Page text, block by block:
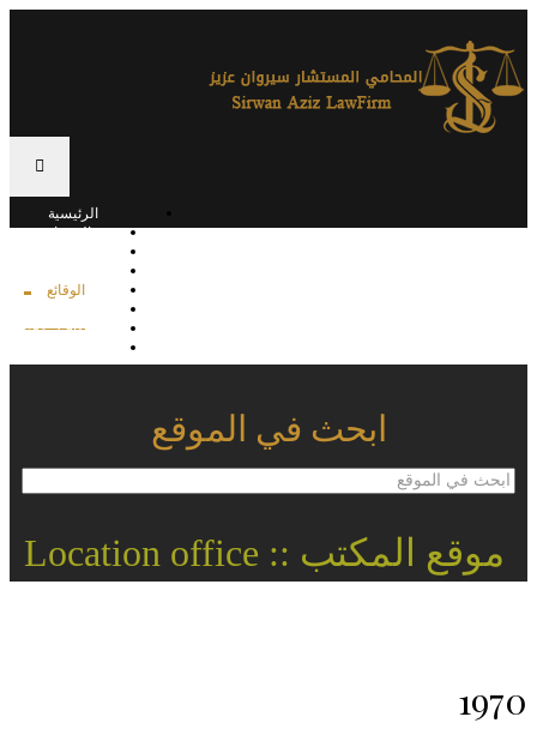
الرئيسية
الخدمات
الوقائع
تواصل معنا
ابحث في الموقع
ابحث
في
موقع المكتب :: Location office
1970